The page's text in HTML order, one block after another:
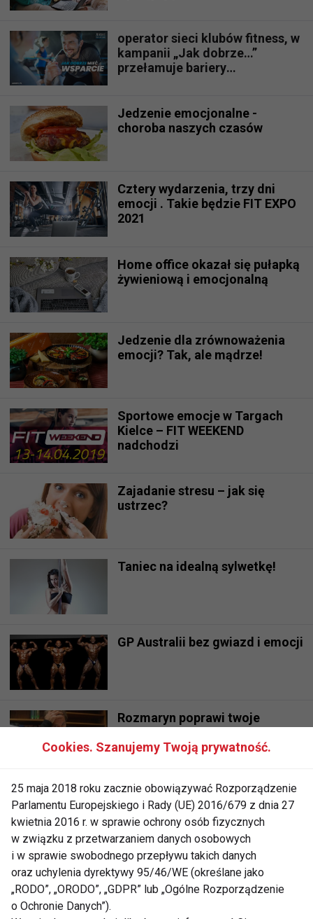
operator sieci klubów fitness, w
kampanii „Jak dobrze…”
przełamuje bariery
Jedzenie emocjonalne -
choroba naszych czasów
Cztery wydarzenia, trzy dni
emocji . Takie będzie FIT EXPO
2021
Home office okazał się pułapką
żywieniową i emocjonalną
Jedzenie dla zrównoważenia
emocji? Tak, ale mądrze!
Sportowe emocje w Targach
Kielce – FIT WEEKEND
nadchodzi
Zajadanie stresu – jak się
ustrzec?
Taniec na idealną sylwetkę!
GP Australii bez gwiazd i emocji
Rozmaryn poprawi twoje
możliwości umysłowe!
STOP negatywnym myślom,
cz.2
Europejski Dzień Walki z
Depresją
Cookies. Szanujemy Twoją prywatność.
25 maja 2018 roku zacznie obowiązywać Rozporządzenie
Parlamentu Europejskiego i Rady (UE) 2016/679 z dnia 27
kwietnia 2016 r. w sprawie ochrony osób fizycznych
w związku z przetwarzaniem danych osobowych
i w sprawie swobodnego przepływu takich danych
oraz uchylenia dyrektywy 95/46/WE (określane jako
„RODO”, „ORODO”, „GDPR” lub „Ogólne Rozporządzenie
o Ochronie Danych”).